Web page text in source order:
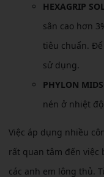
HEXAGRIP
sân cao hơn
tiêu chuẩn.
sử dụng.
PHYLON
nén ở nhiệt
Việc áp dụng nhiều
rất quan tâm đến việc
các anh em lông thủ.